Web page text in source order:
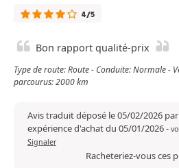
4/5
Bon rapport qualité-prix
Type de route: Route - Conduite: Normale -
parcourus: 2000 km
Avis traduit déposé le 05/02/2026
expérience d'achat du 05/01/2026-
Signaler
Racheteriez-vous ces